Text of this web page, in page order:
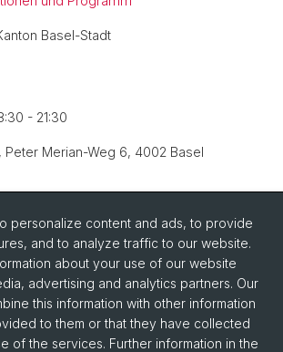
Basel-Stadt
- 21:30
Peter Merian-Weg 6, 4002 Basel
personalize content and ads, to provide
and to analyze traffic to our website.
about your use of our website
advertising and analytics partners. Our
this information with other information
to them or that they have collected
of the services. Further information in the